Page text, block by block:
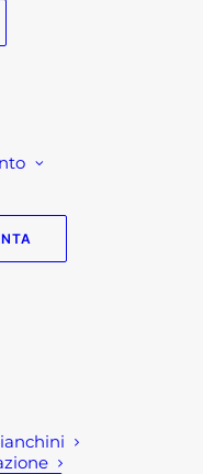
,Uncategorized
,
maiolica